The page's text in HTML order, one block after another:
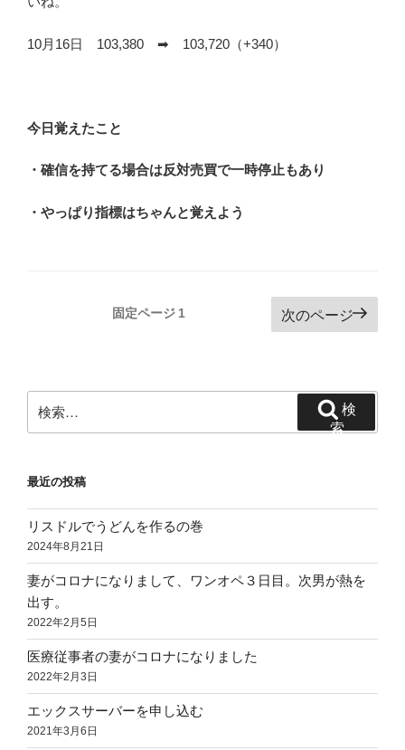
10月16日 103,380 ➡ 103,720（+340）
今日覚えたこと
・確信を持てる場合は反対売買で一時停止もあり
・やっぱり指標はちゃんと覚えよう
ー
ジ
り
固定ページ 1 次のページ
索:
索
最近の投稿
リスドルでうどんを作るの巻
2024年8月21日
妻がコロナになりまして、ワンオペ３日目。次男が熱を
出す。
2022年2月5日
医療従事者の妻がコロナになりました
2022年2月3日
エックスサーバーを申し込む
2021年3月6日